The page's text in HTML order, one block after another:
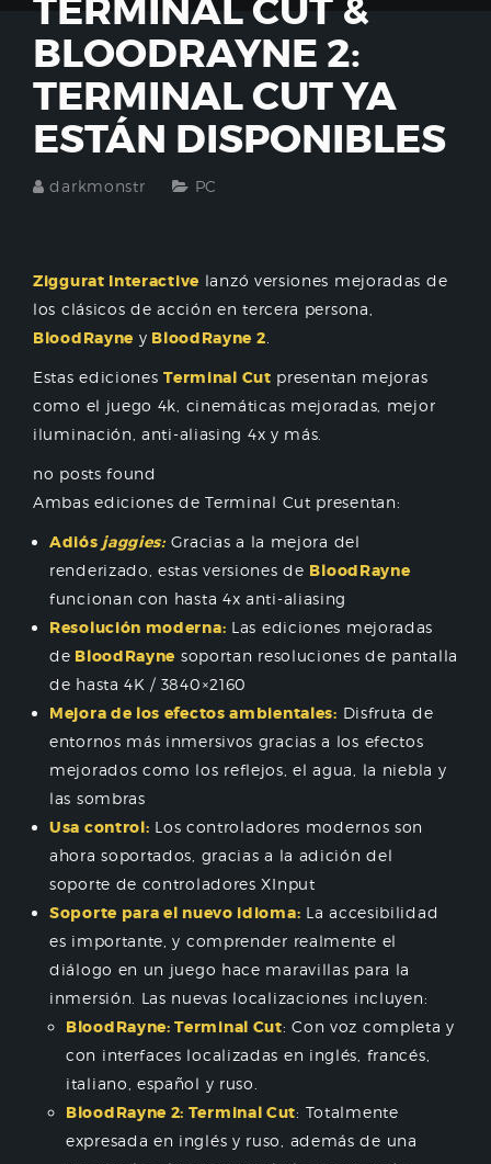
TERMINAL CUT &
BLOODRAYNE 2:
TERMINAL CUT YA
ESTÁN DISPONIBLES
darkmonstr PC
Ziggurat Interactive lanzó versiones mejoradas de
los clásicos de acción en tercera persona,
BloodRayne y BloodRayne 2
Estas edicionesTerminal Cut presentan mejoras
como el juego 4k, cinemáticas mejoradas, mejor
iluminación, anti-aliasing 4x y más.
no posts found
Ambas ediciones de Terminal Cut presentan:
Adiós jaggies:Gracias a la mejora del
renderizado, estas versiones de BloodRayne
funcionan con hasta 4x anti-aliasing
Resolución moderna: Las ediciones mejoradas
de BloodRayne soportan resoluciones de pantalla
de hasta 4K / 3840×2160
Mejora de los efectos ambientales: Disfruta de
entornos más inmersivos gracias a los efectos
mejorados como los reflejos, el agua, la niebla y
las sombras
Usa control: Los controladores modernos son
ahora soportados, gracias a la adición del
soporte de controladores XInput
Soporte para el nuevo idioma: La accesibilidad
es importante, y comprender realmente el
diálogo en un juego hace maravillas para la
inmersión. Las nuevas localizaciones incluyen:
BloodRayne: Terminal Cut: Con voz completa y
con interfaces localizadas en inglés, francés,
italiano, español y ruso.
BloodRayne 2: Terminal Cut: Totalmente
expresada en inglés y ruso, además de una